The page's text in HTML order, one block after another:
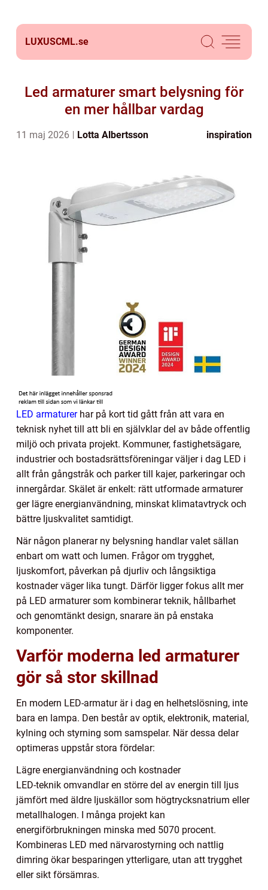
LUXUSCML.se
Led armaturer smart belysning för
en mer hållbar vardag
11 maj 2026 Lotta Albertsson inspiration
LED armaturerhar på kort tid gått från att vara en
teknisk nyhet till att bli en självklar del av både offentlig
miljö och privata projekt. Kommuner, fastighetsägare,
industrier och bostadsrättsföreningar väljer i dag LED i
allt från gångstråk och parker till kajer, parkeringar och
innergårdar. Skälet är enkelt: rätt utformade armaturer
ger lägre energianvändning, minskat klimatavtryck och
bättre ljuskvalitet samtidigt.
När någon planerar ny belysning handlar valet sällan
enbart om watt och lumen. Frågor om trygghet,
ljuskomfort, påverkan på djurliv och långsiktiga
kostnader väger lika tungt. Därför ligger fokus allt mer
på LED armaturer som kombinerar teknik, hållbarhet
och genomtänkt design, snarare än på enstaka
komponenter.
Varför moderna led armaturer
gör så stor skillnad
En modern LED-armatur är i dag en helhetslösning, inte
bara en lampa. Den består av optik, elektronik, material,
kylning och styrning som samspelar. När dessa delar
optimeras uppstår stora fördelar:
Lägre energianvändning och kostnader
LED-teknik omvandlar en större del av energin till ljus
jämfört med äldre ljuskällor som högtrycksnatrium eller
metallhalogen. I många projekt kan
energiförbrukningen minska med 5070 procent.
Kombineras LED med närvarostyrning och nattlig
dimring ökar besparingen ytterligare, utan att trygghet
eller sikt försämras.